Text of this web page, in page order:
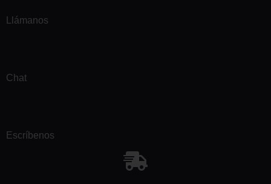
Llámanos
Chat
Escríbenos